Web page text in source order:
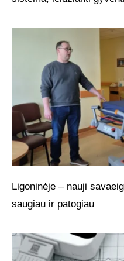
Ligoninėje – nauji
saugiau ir patogiau